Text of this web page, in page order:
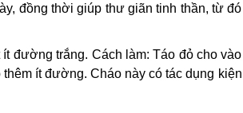
đồng thời giúp thư giãn tinh thần, từ đó
đường trắng. Cách làm: Táo đỏ cho vào
ít đường. Cháo này có tác dụng kiện